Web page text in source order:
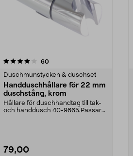
60recensioner
Duschmunstycken & duschset
Handduschhållare för 22 mm
duschstång, krom
Hållare för duschhandtag till tak-
och handdusch 40-9865.Passar
79,00
4.0 av 5 stjärnor